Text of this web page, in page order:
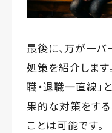
最後に、万が一
処策を紹介します
職・退職一直線」
果的な対策をす
ことは可能です。